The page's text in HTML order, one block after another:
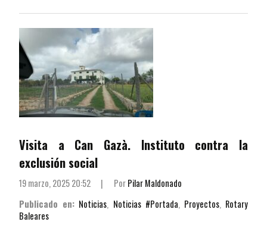
Visita a Can Gazà. Instituto contra la
exclusión social
19 marzo, 2025 20:52 | PorPilar Maldonado
Publicado en: Noticias, Noticias #Portada, Proyectos, Rotary
Baleares